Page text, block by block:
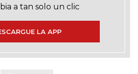
a tan solo un clic
LA APP